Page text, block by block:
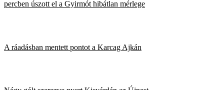
percben úszott el a Gyirmót hibátlan mérlege
A ráadásban mentett pontot a Karcag Ajkán